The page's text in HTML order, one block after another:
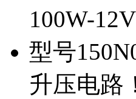
100W-
型号
升压电路